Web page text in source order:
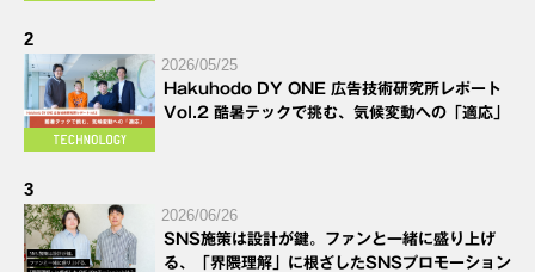
2
2026/05/25
Hakuhodo DY ONE 広告技術研究所レポート
Vol.2 酷暑テックで挑む、気候変動への「適応」
3
2026/06/26
SNS施策は設計が鍵。ファンと一緒に盛り上げ
る、「界隈理解」に根ざしたSNSプロモーション